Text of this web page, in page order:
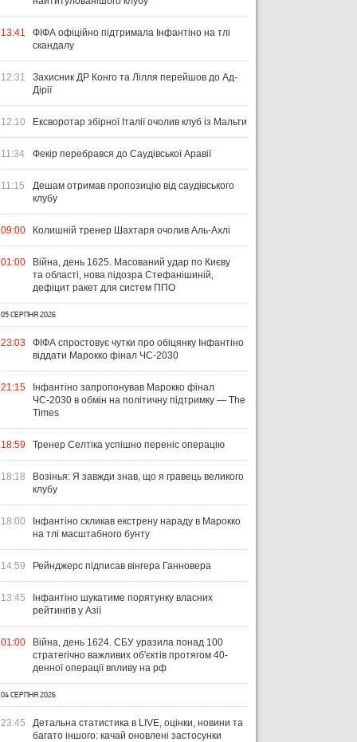
13:41
ФІФА офіційно підтримала Інфантіно на тлі
скандалу
12:31
Захисник ДР Конго та Лілля перейшов до Ад-
Дірії
12:10 Ексворотар збірної Італії очолив клуб із Мальти
11:34 Фекір перебрався до Саудівської Аравії
11:15
Дешам отримав пропозицію від саудівського
клубу
09:00 Колишній тренер Шахтаря очолив Аль-Ахлі
01:00
Війна, день 1625. Масований удар по Києву
та області, нова підозра Стефанішиній,
дефіцит ракет для систем ППО
05 СЕРПНЯ 2026
23:03
ФІФА спростовує чутки про обіцянку Інфантіно
віддати Марокко фінал ЧС-2030
21:15
Інфантіно запропонував Марокко фінал
ЧС-2030 в обмін на політичну підтримку — The
Times
18:59 Тренер Селтіка успішно переніс операцію
18:18
Возінья: Я завжди знав, що я гравець великого
клубу
18:00
Інфантіно скликав екстрену нараду в Марокко
на тлі масштабного бунту
14:59 Рейнджерс підписав вінгера Ганновера
13:45
Інфантіно шукатиме порятунку власних
рейтингів у Азії
01:00
Війна, день 1624. СБУ уразила понад 100
стратегічно важливих об'єктів протягом 40-
денної операції впливу на рф
04 СЕРПНЯ 2026
23:45
Детальна статистика в LIVE, оцінки, новини та
багато іншого: качай оновлені застосунки